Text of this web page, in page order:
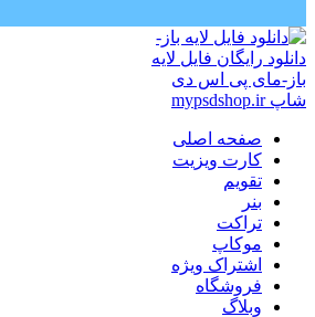
صفحه اصلی
کارت ویزیت
تقویم
بنر
تراکت
موکاپ
اشتراک ویژه
فروشگاه
وبلاگ